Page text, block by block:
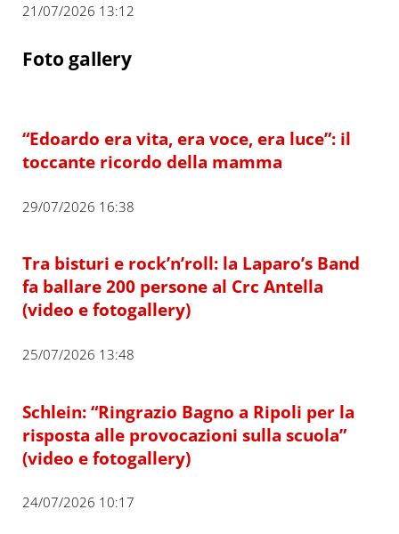
21/07/2026 13:12
Foto gallery
“Edoardo era vita, era voce, era luce”: il
toccante ricordo della mamma
29/07/2026 16:38
Tra bisturi e rock’n’roll: la Laparo’s Band
fa ballare 200 persone al Crc Antella
(video e fotogallery)
25/07/2026 13:48
Schlein: “Ringrazio Bagno a Ripoli per la
risposta alle provocazioni sulla scuola”
(video e fotogallery)
24/07/2026 10:17